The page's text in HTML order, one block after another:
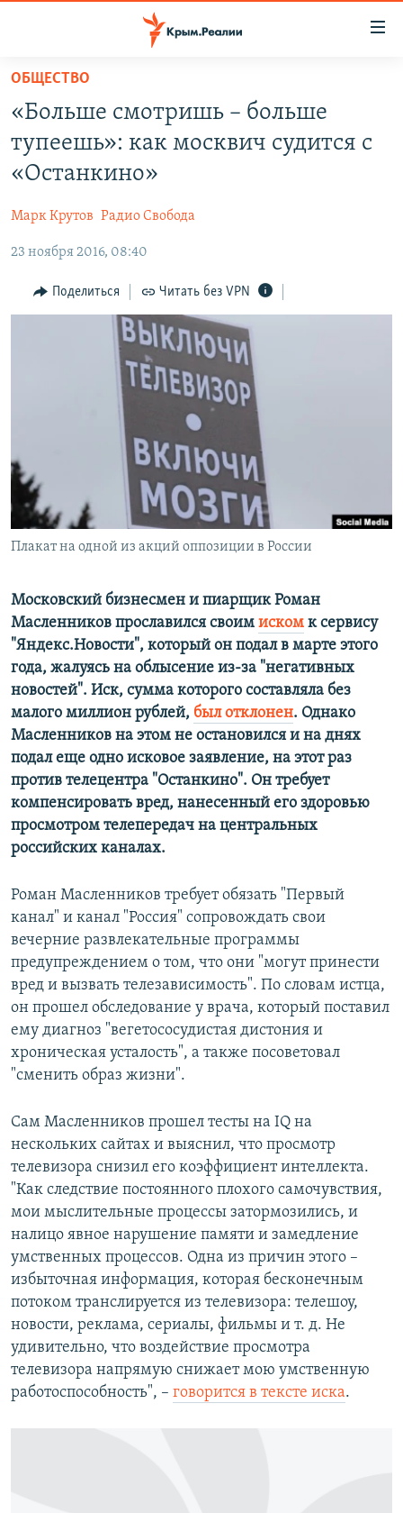
Вернуться
основному
содержанию
Вернутся
главной
навигации
Вернутся
поиску
ГРУЗ 200
11 ЛЕТ ОККУПАЦИИ КРЫМА. 11 ИСТОРИЙ СОПРОТИВЛЕНИЯ
ВОДА
ЕЩЕ
ИНТЕРАКТИВ
ИНФОГРАФИКА
ТЕЛЕПРОЕКТ КРЫМ.РЕАЛИИ
СОВЕТЫ ПРАВОЗАЩИТНИКОВ
ПРОПАВШИЕ БЕЗ ВЕСТИ
ПОБЕДИТЕЛЕЙ НЕ СУДЯТ?
КРЫМ.НЕПОКОРЕННЫЙ
ELIFBE
УКРАИНСКАЯ ПРОБЛЕМА КРЫМА
РАДІО СВОБОДА
КАК ОБОЙТИ БЛОКИРОВКУ
ПРИСОЕДИНЯЙТЕСЬ!
Все сайты RFE/RL
ОБЩЕСТВО
«Больше смотришь – больше
тупеешь»: как москвич судится с
«Останкино»
Марк Крутов Радио Свобода
23 ноября 2016, 08:40
Поделиться Читать без VPN
Плакат на одной из акций оппозиции в России
Московский бизнесмен и пиарщик Роман
Масленников прославился своим иском к сервису
"Яндекс.Новости", который он подал в марте этого
года, жалуясь на облысение из-за "негативных
новостей". Иск, сумма которого составляла без
малого миллион рублей, был отклонен. Однако
Масленников на этом не остановился и на днях
подал еще одно исковое заявление, на этот раз
против телецентра "Останкино". Он требует
компенсировать вред, нанесенный его здоровью
просмотром телепередач на центральных
российских каналах.
Роман Масленников требует обязать "Первый
канал" и канал "Россия" сопровождать свои
вечерние развлекательные программы
предупреждением о том, что они "могут принести
вред и вызвать телезависимость". По словам истца,
он прошел обследование у врача, который поставил
ему диагноз "вегетососудистая дистония и
хроническая усталость", а также посоветовал
"сменить образ жизни".
Сам Масленников прошел тесты на IQ на
нескольких сайтах и выяснил, что просмотр
телевизора снизил его коэффициент интеллекта.
"Как следствие постоянного плохого самочувствия,
мои мыслительные процессы затормозились, и
налицо явное нарушение памяти и замедление
умственных процессов. Одна из причин этого –
избыточная информация, которая бесконечным
потоком транслируется из телевизора: телешоу,
новости, реклама, сериалы, фильмы и т. д. Не
удивительно, что воздействие просмотра
телевизора напрямую снижает мою умственную
работоспособность", – говорится в тексте иска.